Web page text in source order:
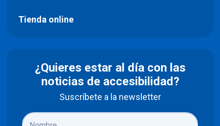
Tienda online
¿Quieres estar al día con las
noticias de accesibilidad?
Suscríbete a la newsletter